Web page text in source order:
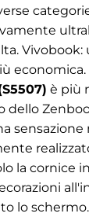
Vivobook:
è più
dello
sensazione
la cornice
lo